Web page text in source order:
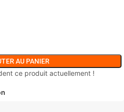
AU PANIER
ce produit actuellement !